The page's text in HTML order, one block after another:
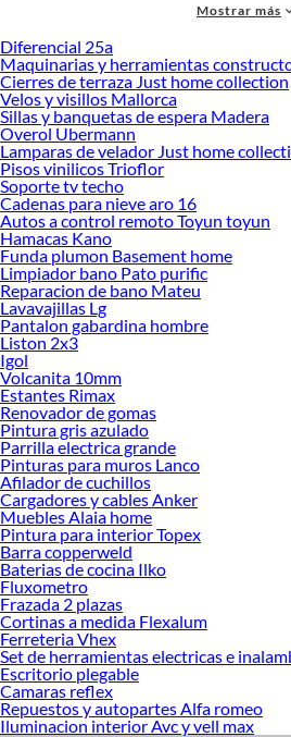
accesorios de calidad que te ayudarán a crear un
Desde remodelaciones hasta proyectos de
tus ideas realidad. ¡Visítanos y encuentra todo lo
Marquesas y Bases de Cama!
Explora la variedad de productos de
Sodimac
Herramientas, materiales y accesorios de calidad
renovación de espacios. ¡Visítanos y descubre
ofrecerte!
Encuentra una amplia variedad de productos de
Sodimac. Encuentra todo lo necesario para tus
decoración. ¡Visítanos y haz tus ideas realidad!
Mostrar más
Diferencial 25a
Maquinarias y herramientas
Cierres de terraza Just home collection
Velos y visillos Mallorca
Sillas y banquetas de espera Madera
Overol Ubermann
Lamparas de velador Just home
Pisos vinilicos Trioflor
Soporte tv techo
Cadenas para nieve aro 16
Autos a control remoto Toyun toyun
Hamacas Kano
Funda plumon Basement home
Limpiador bano Pato purific
Reparacion de bano Mateu
Lavavajillas Lg
Pantalon gabardina hombre
Liston 2x3
Igol
Volcanita 10mm
Estantes Rimax
Renovador de gomas
Pintura gris azulado
Parrilla electrica grande
Pinturas para muros Lanco
Afilador de cuchillos
Cargadores y cables Anker
Muebles Alaia home
Pintura para interior Topex
Barra copperweld
Baterias de cocina Ilko
Fluxometro
Frazada 2 plazas
Cortinas a medida Flexalum
Ferreteria Vhex
Set de herramientas electricas e
Escritorio plegable
Camaras reflex
Repuestos y autopartes Alfa romeo
Iluminacion interior Avc y vell max